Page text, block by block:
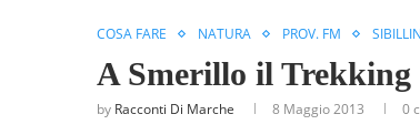
COSA FARE NATURA PROV. FM
A Smerillo il Trekking
by Racconti Di Marche 8 Maggio 2013 0